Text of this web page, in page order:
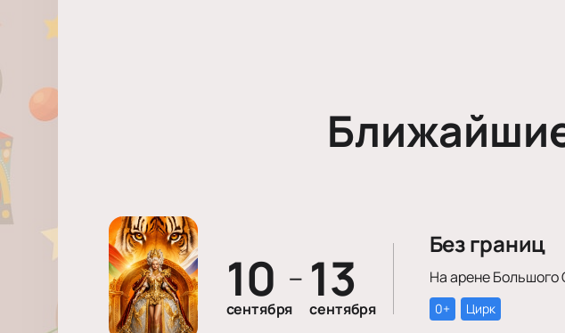
10
сентября
— 13
сентября
Без границ
0+ Цирк